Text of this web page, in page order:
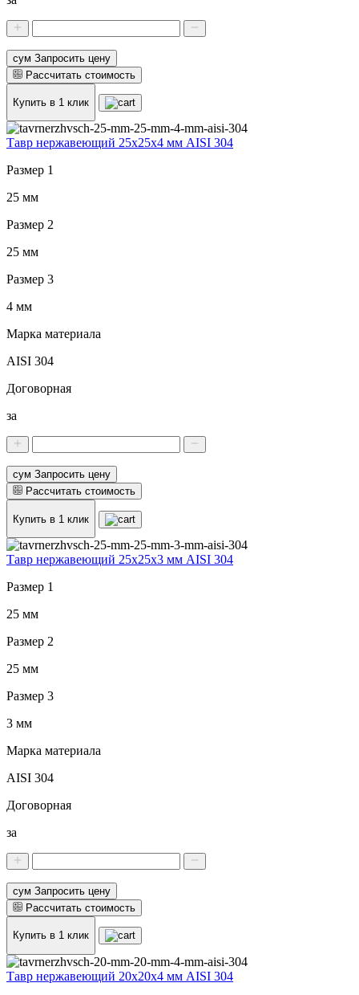
сум Запросить цену
Рассчитать стоимость
Купить в 1 клик
Тавр нержавеющий 25x25x4 мм AISI 304
Размер 1
25 мм
Размер 2
25 мм
Размер 3
4 мм
Марка материала
AISI 304
Договорная
за
сум Запросить цену
Рассчитать стоимость
Купить в 1 клик
Тавр нержавеющий 25x25x3 мм AISI 304
Размер 1
25 мм
Размер 2
25 мм
Размер 3
3 мм
Марка материала
AISI 304
Договорная
за
сум Запросить цену
Рассчитать стоимость
Купить в 1 клик
Тавр нержавеющий 20x20x4 мм AISI 304